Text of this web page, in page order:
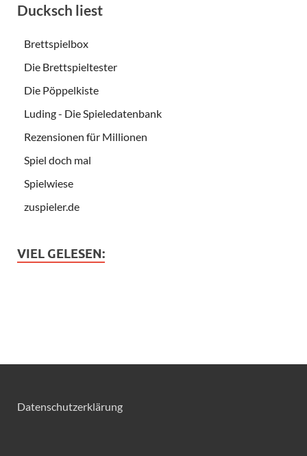
Ducksch liest
Brettspielbox
Die Brettspieltester
Die Pöppelkiste
Luding - Die Spieledatenbank
Rezensionen für Millionen
Spiel doch mal
Spielwiese
zuspieler.de
VIEL GELESEN:
Datenschutzerklärung